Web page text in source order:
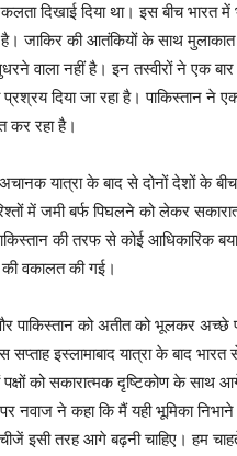
दिखाई दिया था। इस बीच भारत में
जाकिर की आतंकियों के साथ
वाला नहीं है। इन तस्वीरों ने एक बार
दिया जा रहा है। पाकिस्तान ने
कर रहा है।
यात्रा के बाद से दोनों देशों के
में जमी बर्फ पिघलने को लेकर
की तरफ से कोई आधिकारिक
वकालत की गई।
पाकिस्तान को अतीत को भूलकर अच्छे
इस्लामाबाद यात्रा के बाद
को सकारात्मक दृष्टिकोण के साथ
नवाज ने कहा कि मैं यही भूमिका
इसी तरह आगे बढ़नी चाहिए। हम